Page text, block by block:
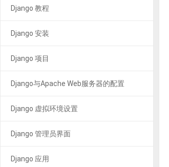
Django 教程
Django 安装
Django 项目
Django与Apache Web服务器的配置
Django 虚拟环境设置
Django 管理员界面
Django 应用